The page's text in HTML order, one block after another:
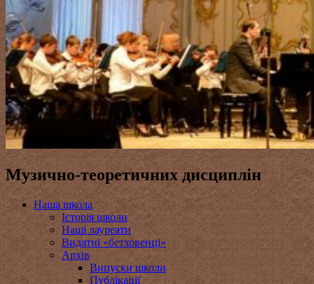
Музично-теоретичних дисциплін
Наша школа
Історія школи
Наші лауреати
Видатні «бетховенці»
Архів
Випуски школи
Публікації